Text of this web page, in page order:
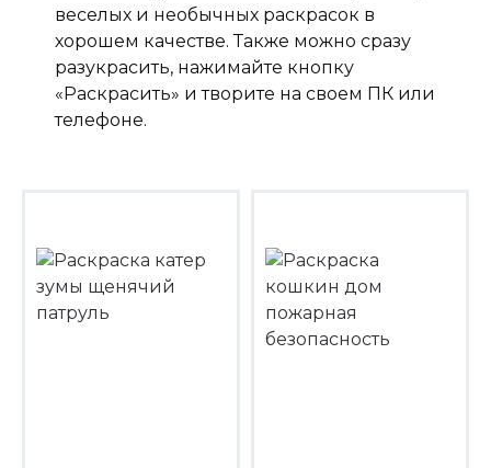
веселых и необычных раскрасок в
хорошем качестве. Также можно сразу
разукрасить, нажимайте кнопку
«Раскрасить» и творите на своем ПК или
телефоне.